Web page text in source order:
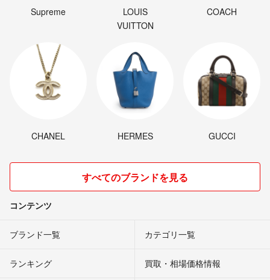
Supreme
LOUIS
VUITTON
COACH
CHANEL HERMES GUCCI
すべてのブランドを見る
コンテンツ
ブランド一覧 カテゴリ一覧
ランキング 買取・相場価格情報